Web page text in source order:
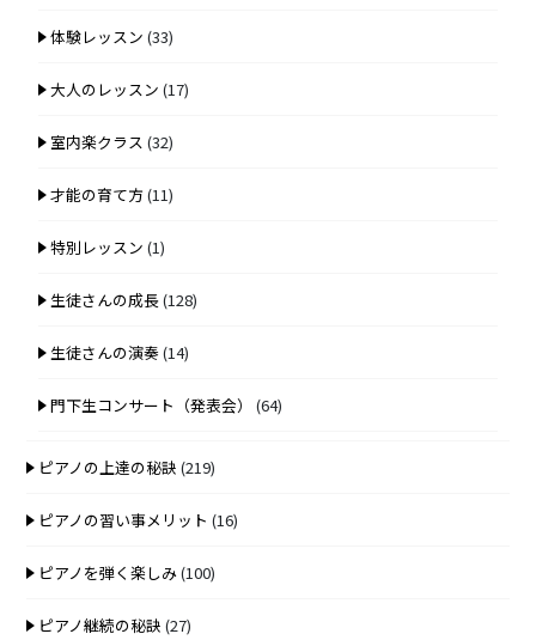
体験レッスン (33)
大人のレッスン (17)
室内楽クラス (32)
才能の育て方 (11)
特別レッスン (1)
生徒さんの成長(128)
生徒さんの演奏(14)
門下生コンサート（発表会） (64)
ピアノの上達の秘訣 (219)
ピアノの習い事メリット (16)
ピアノを弾く楽しみ(100)
ピアノ継続の秘訣 (27)